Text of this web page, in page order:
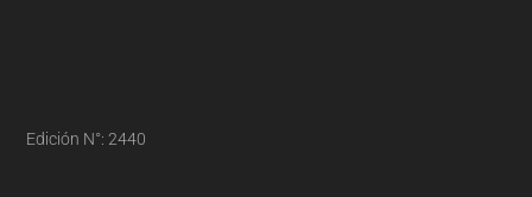
Edición N°: 2440